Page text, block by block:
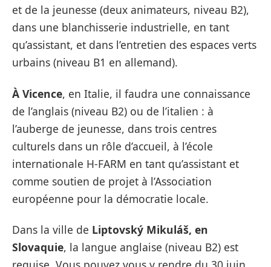
et de la jeunesse (deux animateurs, niveau B2),
dans une blanchisserie industrielle, en tant
qu’assistant, et dans l’entretien des espaces verts
urbains (niveau B1 en allemand).
À Vicence, en Italie, il faudra une connaissance
de l’anglais (niveau B2) ou de l’italien : à
l’auberge de jeunesse, dans trois centres
culturels dans un rôle d’accueil, à l’école
internationale H-FARM en tant qu’assistant et
comme soutien de projet à l’Association
européenne pour la démocratie locale.
Dans la ville de Liptovský Mikuláš, en
Slovaquie, la langue anglaise (niveau B2) est